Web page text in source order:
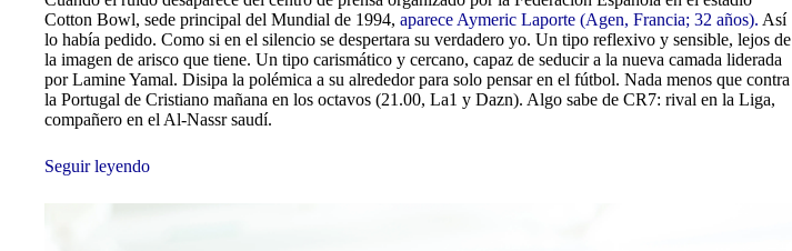
Cotton Bowl, sede principal del Mundial de 1994, aparece Aymeric Laporte (Agen, Francia; 32 años). Así
lo había pedido. Como si en el silencio se despertara su verdadero yo. Un tipo reflexivo y sensible, lejos de
la imagen de arisco que tiene. Un tipo carismático y cercano, capaz de seducir a la nueva camada liderada
por Lamine Yamal. Disipa la polémica a su alrededor para solo pensar en el fútbol. Nada menos que contra
la Portugal de Cristiano mañana en los octavos (21.00, La1 y Dazn). Algo sabe de CR7: rival en la Liga,
compañero en el Al-Nassr saudí.
Seguir leyendo